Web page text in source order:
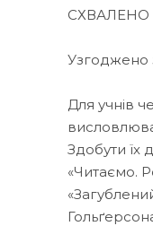
СХВАЛЕНО
Узгоджено
Для учнів
Здобути їх
«Читаємо.